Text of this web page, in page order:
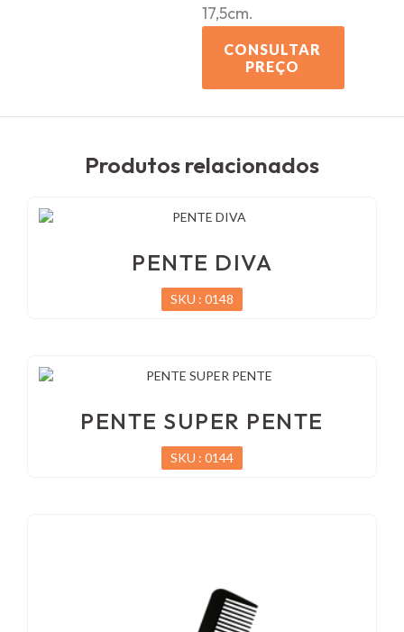
17,5cm.
CONSULTAR
PREÇO
Produtos relacionados
PENTE DIVA
SKU : 0148
PENTE SUPER PENTE
SKU : 0144